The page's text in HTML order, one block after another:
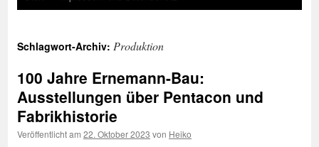
Schlagwort-Archiv: Produktion
100 Jahre Ernemann-Bau:
Ausstellungen über Pentacon und
Fabrikhistorie
Veröffentlicht am 22. Oktober 2023 von Heiko